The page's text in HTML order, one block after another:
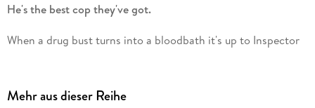
He's the best cop they've got.
When a drug bust turns into a bloodbath it's up to Inspector
Mehr aus dieser Reihe